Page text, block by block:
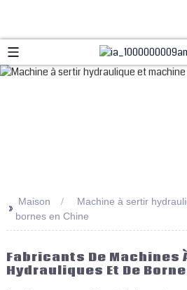
>> Maison
Machine à sertir
bornes en Chine
Fabricants De Machines
Hydrauliques Et De